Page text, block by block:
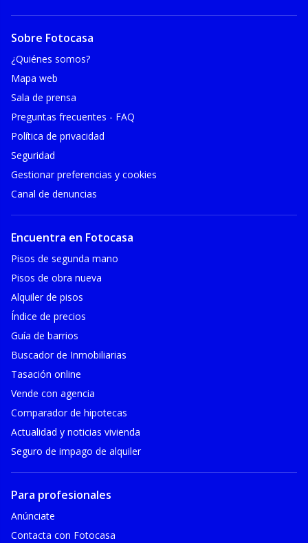
Sobre Fotocasa
¿Quiénes somos?
Mapa web
Sala de prensa
Preguntas frecuentes - FAQ
Política de privacidad
Seguridad
Gestionar preferencias y cookies
Canal de denuncias
Encuentra en Fotocasa
Pisos de segunda mano
Pisos de obra nueva
Alquiler de pisos
Índice de precios
Guía de barrios
Buscador de Inmobiliarias
Tasación online
Vende con agencia
Comparador de hipotecas
Actualidad y noticias vivienda
Seguro de impago de alquiler
Para profesionales
Anúnciate
Contacta con Fotocasa